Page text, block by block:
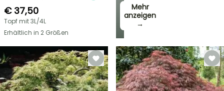
Mehr
anzeigen
→
€ 37,50
Topf mit 3L/4L
Erhältlich in 2 Größen